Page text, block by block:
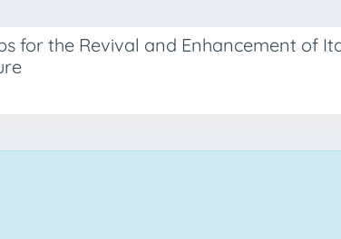
for the Revival and Enhancement of